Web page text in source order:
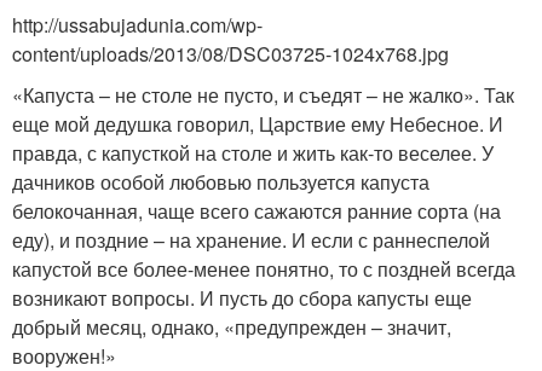
http://ussabujadunia.com/wp-
content/uploads/2013/08/DSC03725-1024x768.jpg
«Капуста – не столе не пусто, и съедят – не жалко». Так
еще мой дедушка говорил, Царствие ему Небесное. И
правда, с капусткой на столе и жить как-то веселее. У
дачников особой любовью пользуется капуста
белокочанная, чаще всего сажаются ранние сорта (на
еду), и поздние – на хранение. И если с раннеспелой
капустой все более-менее понятно, то с поздней всегда
возникают вопросы. И пусть до сбора капусты еще
добрый месяц, однако, «предупрежден – значит,
вооружен!»